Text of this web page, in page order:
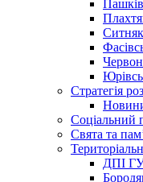
Стратегія
Новини
Соціальний
Свята та
ДПІ ГУ